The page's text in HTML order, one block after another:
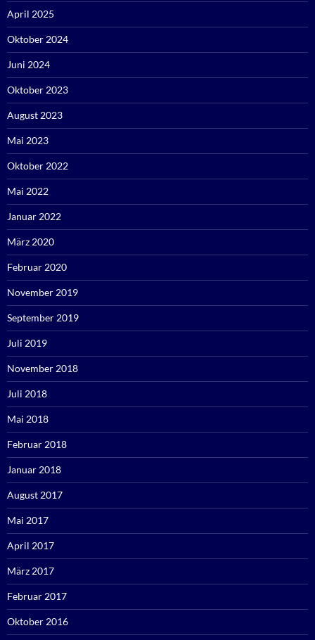
April 2025
Oktober 2024
Juni 2024
Oktober 2023
August 2023
Mai 2023
Oktober 2022
Mai 2022
Januar 2022
März 2020
Februar 2020
November 2019
September 2019
Juli 2019
November 2018
Juli 2018
Mai 2018
Februar 2018
Januar 2018
August 2017
Mai 2017
April 2017
März 2017
Februar 2017
Oktober 2016